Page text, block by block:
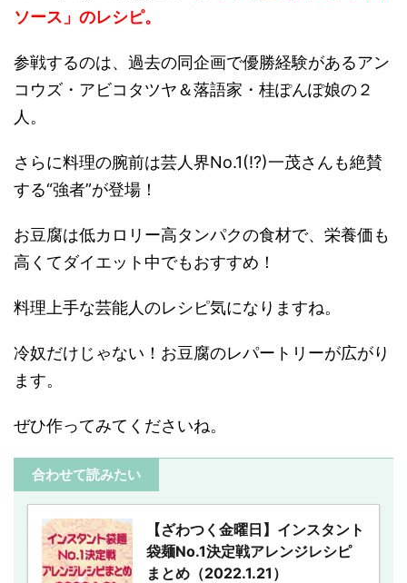
ソース」のレシピ。
参戦するのは、過去の同企画で優勝経験があるアン
コウズ・アビコタツヤ＆落語家・桂ぽんぽ娘の２
人。
さらに料理の腕前は芸人界No.1(!?)一茂さんも絶賛
する“強者”が登場！
お豆腐は低カロリー高タンパクの食材で、栄養価も
高くてダイエット中でもおすすめ！
料理上手な芸能人のレシピ気になりますね。
冷奴だけじゃない！お豆腐のレパートリーが広がり
ます。
ぜひ作ってみてくださいね。
合わせて読みたい
【ざわつく金曜日】インスタント
袋麺No.1決定戦アレンジレシピ
まとめ（2022.1.21）